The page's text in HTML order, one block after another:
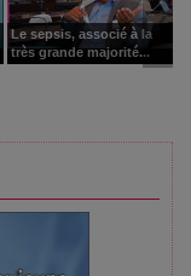
Le sepsis, associé à la
très grande majorité...